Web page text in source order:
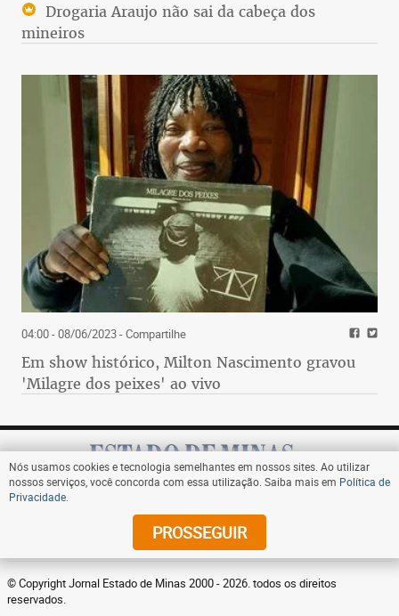
Drogaria Araujo não sai da cabeça dos
mineiros
04:00 - 08/06/2023- Compartilhe
Em show histórico, Milton Nascimento gravou
'Milagre dos peixes' ao vivo
Assine
© Copyright Jornal Estado de Minas 2000 - 2026. todos os direitos
reservados.
Nós usamos cookies e tecnologia semelhantes em nossos sites. Ao utilizar
nossos serviços, você concorda com essa utilização. Saiba mais em Política de
Privacidade
PROSSEGUIR